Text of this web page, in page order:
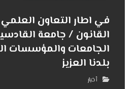
في اطار التعاون
القانون / جامعة
الجامعات والمؤسسات
بلدنا العزيز
أخبار